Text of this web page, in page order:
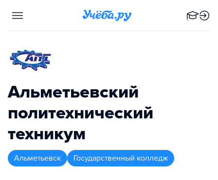
Альметьевский
политехнический
техникум
Альметьевск Государственный колледж